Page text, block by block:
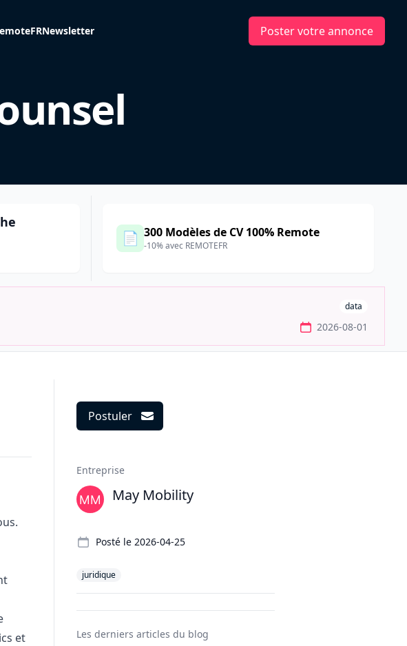
Newsletter Poster votre annonce
📄 300 Modèles de CV 100% Remote
-10% avec REMOTEFR
data
2026-08-01
et
Postuler
Entreprise
May Mobility
Posté le 2026-04-25
juridique
Les derniers articles du blog